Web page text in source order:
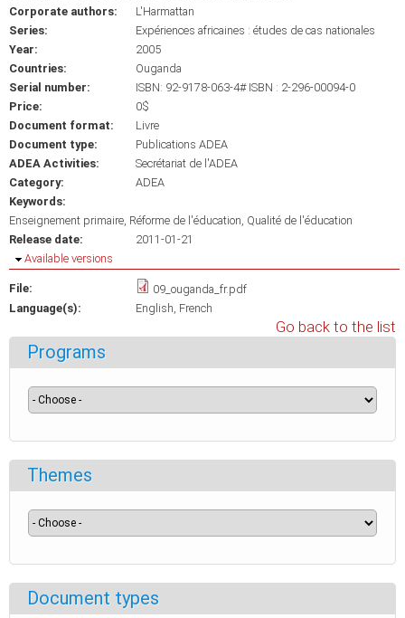
Corporate authors:
L'Harmattan
Series:
Expériences africaines : études de cas nationales
Year:
2005
Countries:
Ouganda
Serial number:
ISBN: 92-9178-063-4# ISBN : 2-296-00094-0
Price:
0$
Document format:
Livre
Document type:
Publications ADEA
ADEA Activities:
Secrétariat de l'ADEA
Category:
ADEA
Keywords:
Enseignement primaire Réforme de l'éducation Qualité de l'éducation
Release date:
2011-01-21
Hide
Available versions
File:
09_ouganda_fr.pdf
Language(s):
English French
Go back to the list
Programs
Themes
Document types